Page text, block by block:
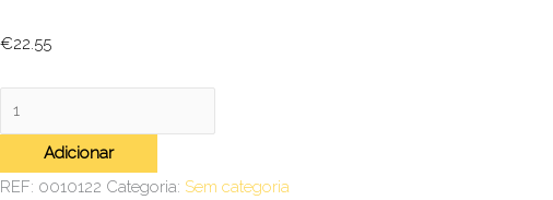
€22.55
Adicionar
REF: 0010122 Categoria: Sem categoria